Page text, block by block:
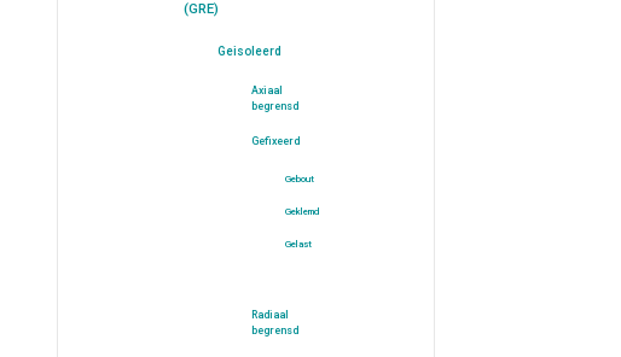
(GRE)
Geisoleerd
Axiaal
begrensd
Gefixeerd
Gebout
Geklemd
Gelast
Radiaal
begrensd